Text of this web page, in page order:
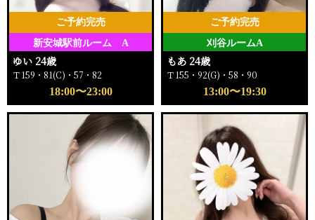
新安城駅前ルーム A
ご予約完売
ゆい 24歳
Ｔ159・81(C)・57・82
18:00〜23:00
刈谷ルームA
ご予約完売
もあ 24歳
Ｔ155・92(G)・58・90
13:00〜19:30